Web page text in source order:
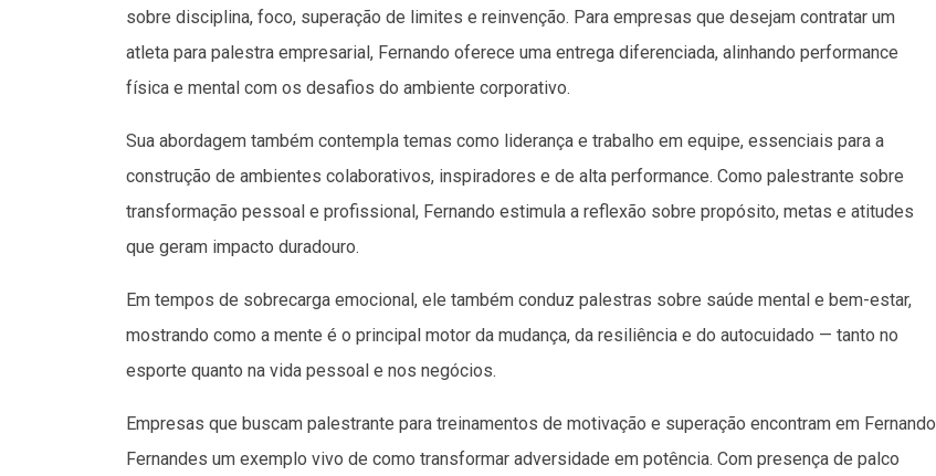
sobre disciplina, foco, superação de limites e reinvenção. Para empresas que desejam contratar um
atleta para palestra empresarial, Fernando oferece uma entrega diferenciada, alinhando performance
física e mental com os desafios do ambiente corporativo.
Sua abordagem também contempla temas como liderança e trabalho em equipe, essenciais para a
construção de ambientes colaborativos, inspiradores e de alta performance. Como palestrante sobre
transformação pessoal e profissional, Fernando estimula a reflexão sobre propósito, metas e atitudes
que geram impacto duradouro.
Em tempos de sobrecarga emocional, ele também conduz palestras sobre saúde mental e bem-estar,
mostrando como a mente é o principal motor da mudança, da resiliência e do autocuidado — tanto no
esporte quanto na vida pessoal e nos negócios.
Empresas que buscam palestrante para treinamentos de motivação e superação encontram em Fernando
Fernandes um exemplo vivo de como transformar adversidade em potência. Com presença de palco